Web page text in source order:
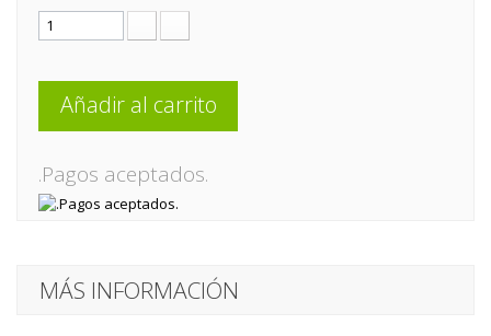
Añadir al carrito
.Pagos aceptados.
MÁS INFORMACIÓN